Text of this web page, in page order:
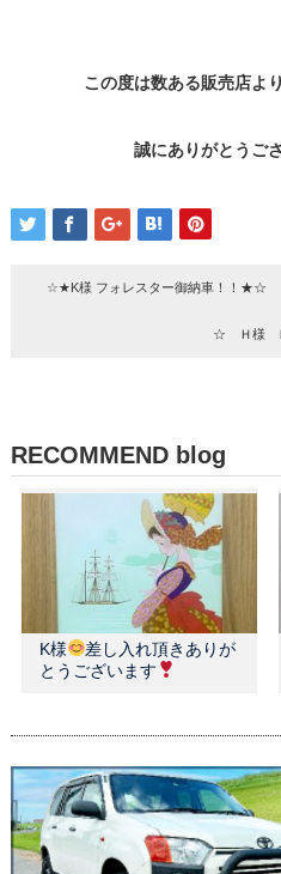
この度は数ある販売店よ
誠にありがとうご
☆★K様 フォレスター御納車！！★☆
☆ Ｈ様
RECOMMEND blog
K様
差し入れ頂きありが
とうございます